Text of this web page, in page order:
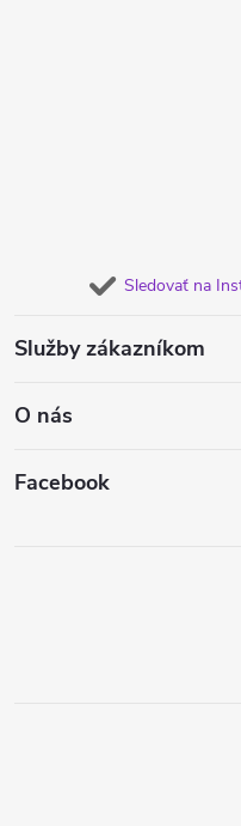
Sledovať na
Služby zákazníkom
O nás
Facebook